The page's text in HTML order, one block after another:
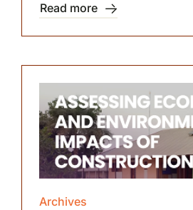
Read more
Archives